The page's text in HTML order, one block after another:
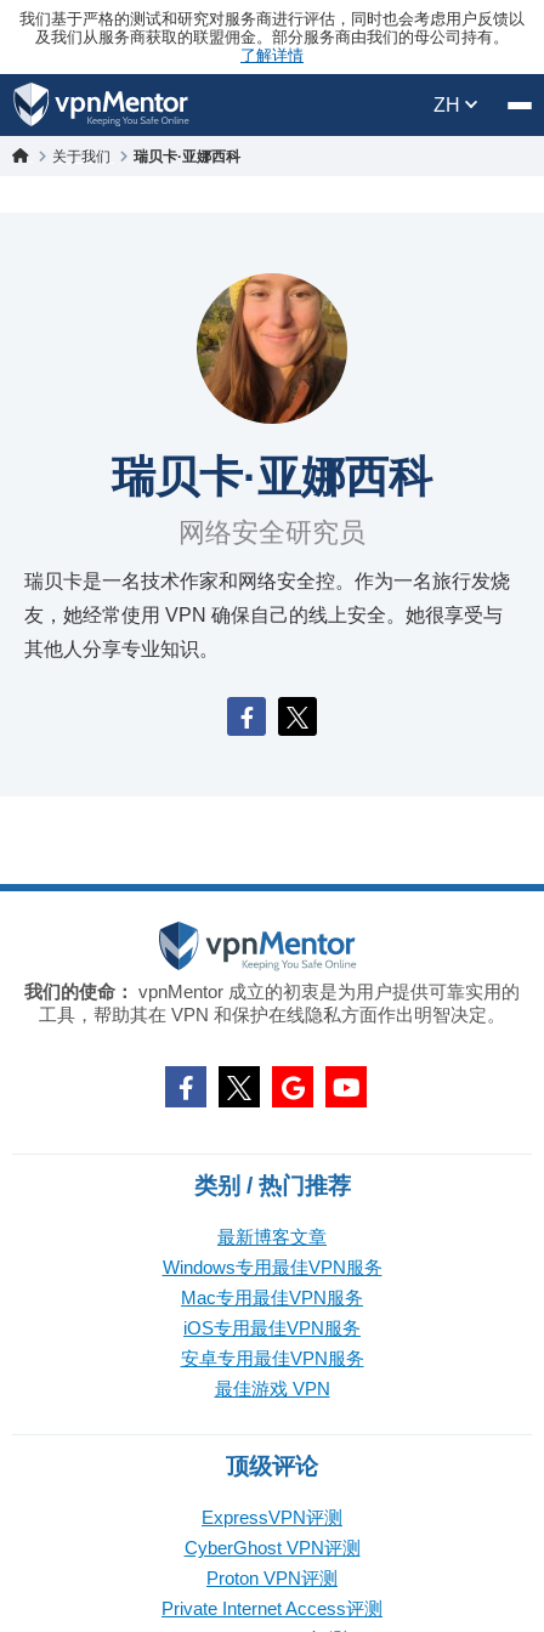
我们基于严格的测试和研究对服务商进行评估，同时也会考虑用户反馈以
及我们从服务商获取的联盟佣金。部分服务商由我们的母公司持有。
了解详情
ZH
关于我们 瑞贝卡·亚娜西科
瑞贝卡·亚娜西科
网络安全研究员
瑞贝卡是一名技术作家和网络安全控。作为一名旅行发烧
友，她经常使用 VPN 确保自己的线上安全。她很享受与
其他人分享专业知识。
我们的使命： vpnMentor 成立的初衷是为用户提供可靠实用的
工具，帮助其在 VPN 和保护在线隐私方面作出明智决定。
类别 / 热门推荐
最新博客文章
Windows专用最佳VPN服务
Mac专用最佳VPN服务
iOS专用最佳VPN服务
安卓专用最佳VPN服务
最佳游戏 VPN
顶级评论
ExpressVPN评测
CyberGhost VPN评测
Proton VPN评测
Private Internet Access评测